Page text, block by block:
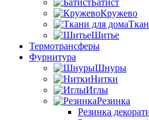
Батист
Кружево
Шитье
Термотрансферы
Фурнитура
Шнуры
Нитки
Иглы
Резинка
Резинка